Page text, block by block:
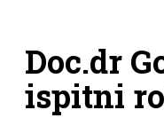
Doc.dr
ispitni